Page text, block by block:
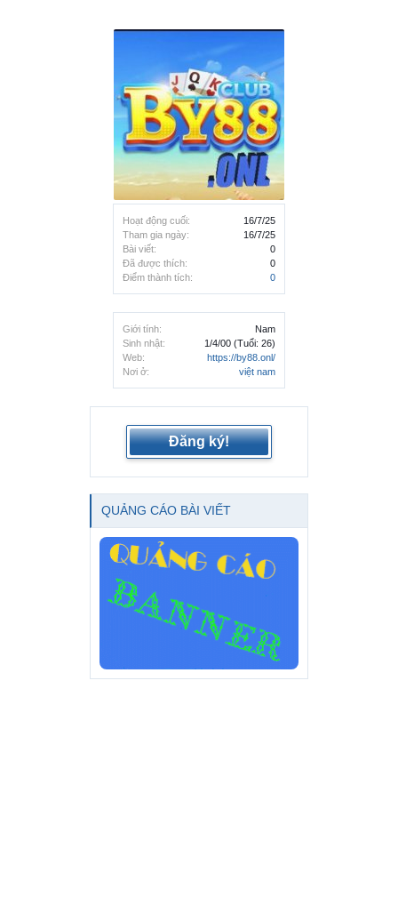
Hoạt động cuối:
16/7/25
Tham gia ngày:
16/7/25
Bài viết:
0
Đã được thích:
0
Điểm thành tích:
0
Giới tính:
Nam
Sinh nhật:
1/4/00 (Tuổi: 26)
Web:
https://by88.onl/
Nơi ở:
việt nam
Đăng ký!
QUẢNG CÁO BÀI VIẾT